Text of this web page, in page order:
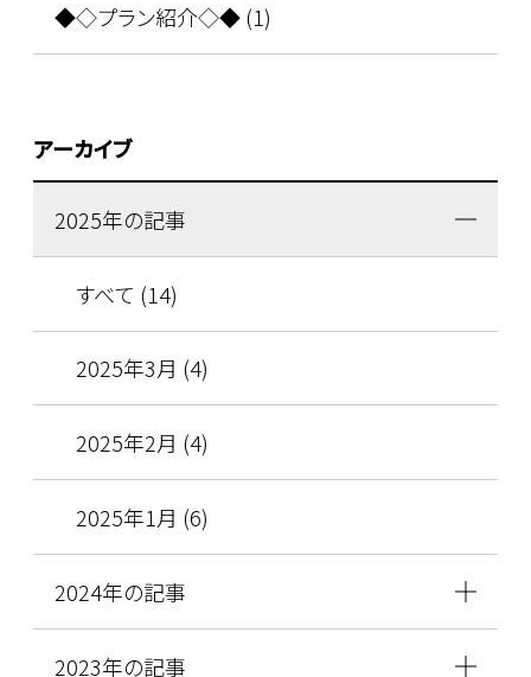
◆◇プラン紹介◇◆ (1)
アーカイブ
2025年の記事
すべて (14)
2025年3月 (4)
2025年2月 (4)
2025年1月 (6)
2024年の記事
2023年の記事